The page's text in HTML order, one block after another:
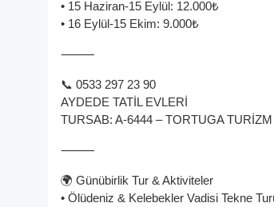
• 15 Haziran-15 Eylül: 12.000₺
• 16 Eylül-15 Ekim: 9.000₺
⸻
📞 0533 297 23 90
AYDEDE TATİL EVLERİ
TURSAB: A-6444 – TORTUGA TURİZM
⸻
🌍 Günübirlik Tur & Aktiviteler
• Ölüdeniz & Kelebekler Vadisi Tekne